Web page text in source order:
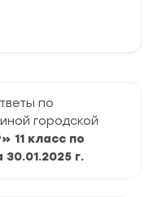
по
городской
11 класс по
г.